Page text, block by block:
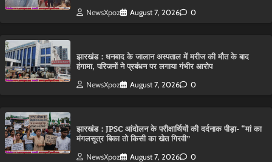
NewsXpoz August 7, 2026 0
झारखंड : धनबाद के जालान अस्पताल में मरीज की मौत के बाद
हंगामा, परिजनों ने प्रबंधन पर लगाया गंभीर आरोप
NewsXpoz August 7, 2026 0
झारखंड : JPSC आंदोलन के परीक्षार्थियों की दर्दनाक पीड़ा- “मां का
मंगलसूत्र बिका तो किसी का खेत गिरवी”
NewsXpoz August 7, 2026 0